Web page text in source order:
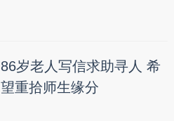
86岁老人写信求助寻人 希
望重拾师生缘分